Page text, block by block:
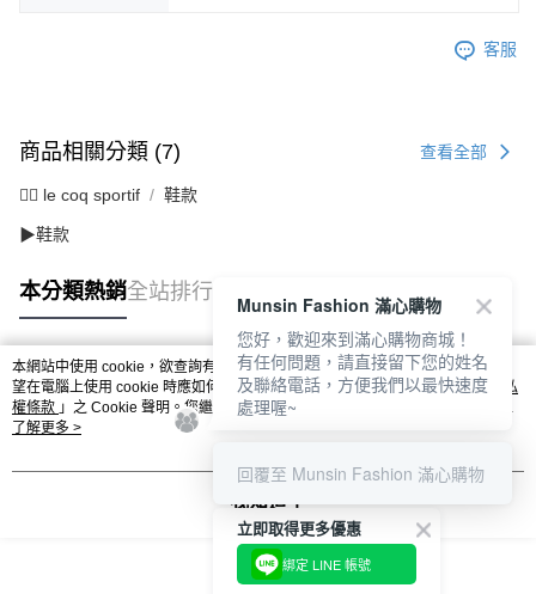
客服
商品相關分類 (7) 查看全部
🚴‍♂️ le coq sportif 鞋款
▶鞋款
本分類熱銷全站排行
熱門標籤
本網站中使用 cookie，欲查詢有關本網站使用 cookie 方式之詳情，及若您不希
望在電腦上使用 cookie 時應如何變更電腦的 cookie 設定，請參閱本網站「
隱私
權條款 」之 Cookie 聲明。您繼續使用本網站即表示您同意本公司得按本網站使
用條款之 Cookie 聲明使用 cookie。
了解更多 >
我知道了
立即取得更多優惠
綁定 LINE 帳號
Munsin Fashion 滿心購物
您好，歡迎來到滿心購物商城！
有任何問題，請直接留下您的姓名
及聯絡電話，方便我們以最快速度
處理喔~
回覆至 Munsin Fashion 滿心購物